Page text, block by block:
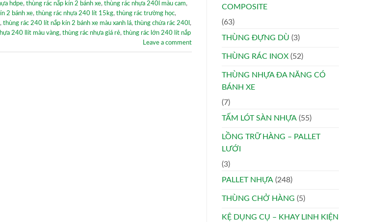
hdpe, thùng rác nắp kín 2 bánh xe, thùng rác nhựa 240l màu cam,
2 bánh xe, thùng rác nhựa 240 lít 15kg, thùng rác trường học,
, thùng rác 240 lít nắp kín 2 bánh xe màu xanh lá, thùng chứa rác 240l ,
240 llít màu vàng, thùng rác nhựa giá rẻ, thùng rác lớn 240 lít nắp
Leave a comment
COMPOSITE
(63)
THÙNG ĐỰNG DÙ (3)
THÙNG RÁC INOX (52)
THÙNG NHỰA ĐA NĂNG CÓ
BÁNH XE
(7)
TẤM LÓT SÀN NHỰA (55)
LỒNG TRỮ HÀNG – PALLET
LƯỚI
(3)
PALLET NHỰA (248)
THÙNG CHỞ HÀNG (5)
KỆ DỤNG CỤ – KHAY LINH KIỆN